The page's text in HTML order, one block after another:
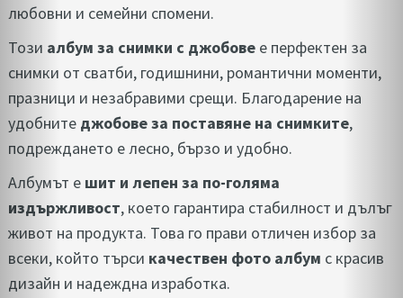
любовни и семейни спомени.
Този албум за снимки с джобове е перфектен за
снимки от сватби, годишнини, романтични моменти,
празници и незабравими срещи. Благодарение на
удобните джобове за поставяне на снимките,
подреждането е лесно, бързо и удобно.
Албумът е шит и лепен за по-голяма
издържливост, което гарантира стабилност и дълъг
живот на продукта. Това го прави отличен избор за
всеки, който търси качествен фото албум с красив
дизайн и надеждна изработка.